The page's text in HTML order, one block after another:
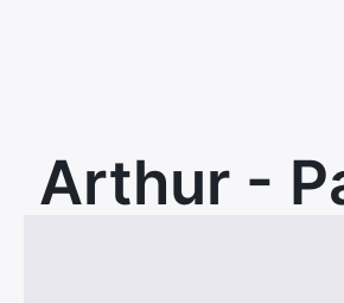
Arthur -